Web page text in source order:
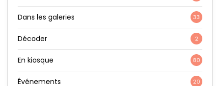
Dans les galeries 33
Décoder 2
En kiosque 80
Événements 20